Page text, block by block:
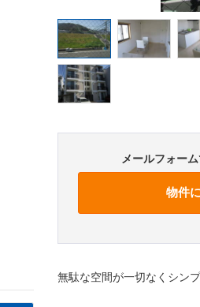
メールフォー
無駄な空間が一切なくシン